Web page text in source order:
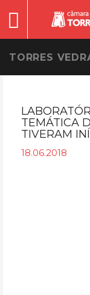
TORRES
TEMÁTICA
TIVERAM
18.06.2018